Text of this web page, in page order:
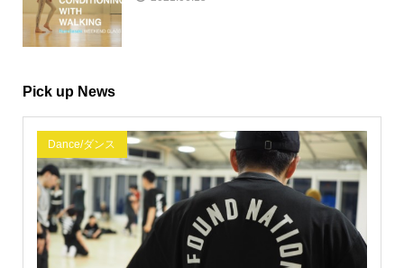
Pick up News
Dance/ダンス